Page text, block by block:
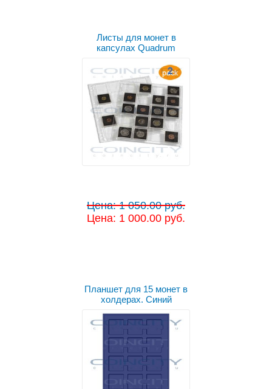
Листы для монет в
капсулах Quadrum
Цена: 1 050.00 руб.
Цена: 1 000.00 руб.
Планшет для 15 монет в
холдерах. Синий